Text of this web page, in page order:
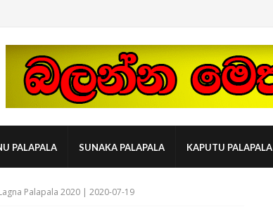
PALAPALA SUNAKA PALAPALA KAPUTU PALAPALA
Palapala 2020 | 2020-07-19